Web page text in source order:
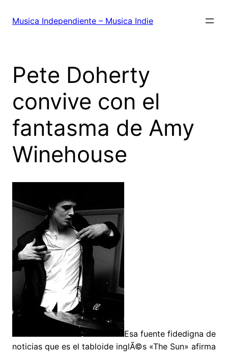
Musica Independiente – Musica Indie
Pete Doherty
convive con el
fantasma de Amy
Winehouse
Esa fuente fidedigna de
noticias que es el tabloide inglÃ©s «The Sun» afirma